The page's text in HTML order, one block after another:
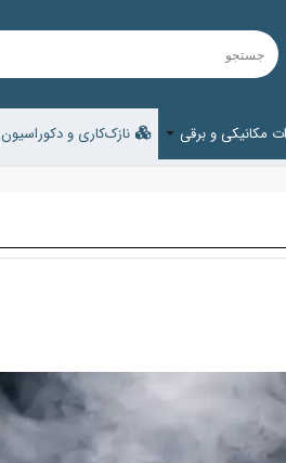
مکانیکی و برقی نازک‌کاری و دکوراسیون